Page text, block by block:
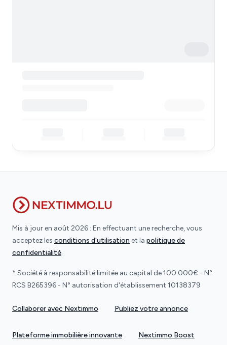
Mis à jour en août 2026 : En effectuant une recherche, vous
acceptez les conditions d'utilisation et la politique de
confidentialité.
* Société à responsabilité limitée au capital de 100.000€ - N°
RCS B265396 - N° autorisation d'établissement 10138379
Collaborer avec Nextimmo Publiez votre annonce
Plateforme immobilière innovante Nextimmo Boost